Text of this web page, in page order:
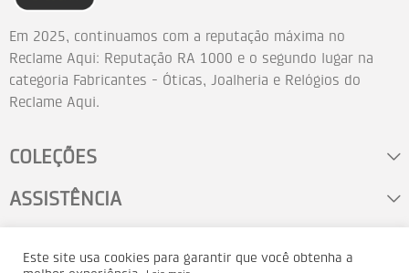
Em 2025, continuamos com a reputação máxima no
Reclame Aqui: Reputação RA 1000 e o segundo lugar na
categoria Fabricantes - Óticas, Joalheria e Relógios do
Reclame Aqui.
COLEÇÕES
ASSISTÊNCIA
Este site usa cookies para garantir que você obtenha a